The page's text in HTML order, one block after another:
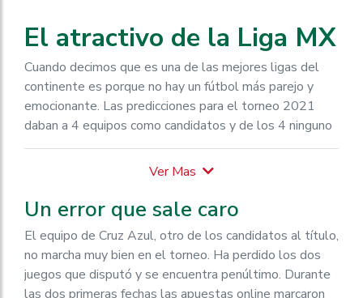
El atractivo de la Liga MX
Cuando decimos que es una de las mejores ligas del
continente es porque no hay un fútbol más parejo y
emocionante. Las predicciones para el torneo 2021
daban a 4 equipos como candidatos y de los 4 ninguno
ha ganado los dos partidos.
Santos Laguna y Monterrey son los equipos que pican
Mientras que León el actual campeón aún no ha ganado
y se encuentra decimoquinto con solo 1 punto.
La derrota ante el actual campeón de la
Concachampions y el empate con Pachuca lo colocan
Un error que sale caro
El equipo de Cruz Azul, otro de los candidatos al título,
no marcha muy bien en el torneo. Ha perdido los dos
juegos que disputó y se encuentra penúltimo. Durante
las dos primeras fechas las apuestas online marcaron